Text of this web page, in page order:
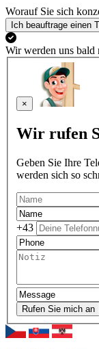
Worauf Sie sich
Ich beauftrage einen
Wir werden uns bald
×
Wir rufen
Geben Sie Ihre
werden sich so
+43
Rufen Sie mich an